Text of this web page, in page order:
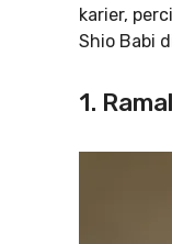
karier,
Shio Babi
1.